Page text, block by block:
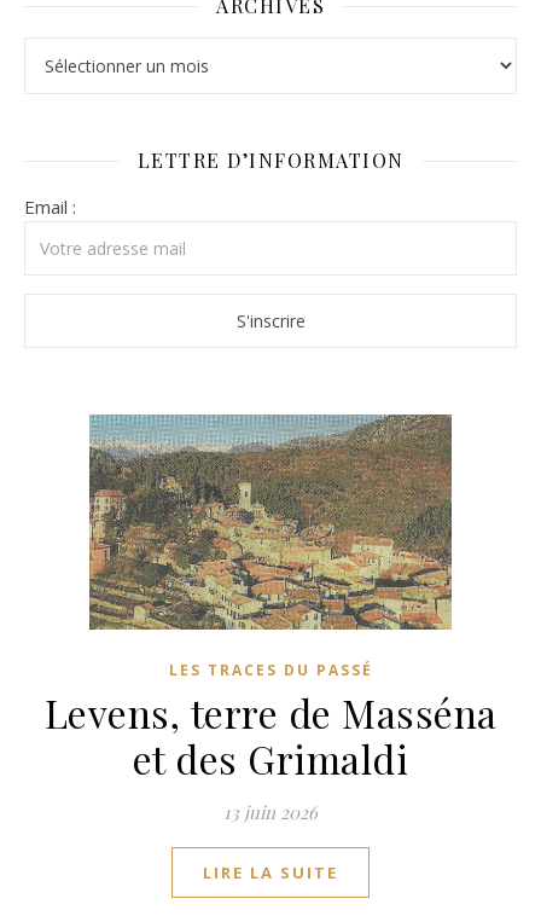
ARCHIVES
LETTRE D’INFORMATION
Email :
LES TRACES DU PASSÉ
Levens, terre de Masséna
et des Grimaldi
13 juin 2026
LIRE LA SUITE